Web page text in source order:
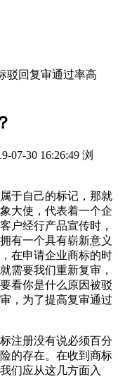
驳回复审通过率高
07-30 16:26:49 浏
于自己的标记，那就
大使，代表着一个企
户经行产品宣传时，
有一个具有崭新意义
在申请企业商标的时
需要我们重新复审，
看你是什么原因被驳
，为了提高复审通过
注册没有说必须百分
的存在。在收到商标
们应从这几方面入